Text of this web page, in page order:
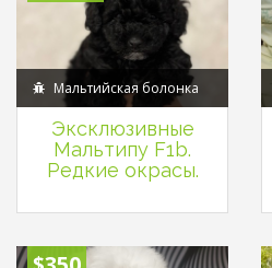
Мальтийская болонка
Эксклюзивные
Мальтипу F1b.
Редкие окрасы.